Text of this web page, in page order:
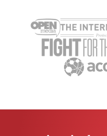
jest nadal
2025 roku?
ExpressVPN 19